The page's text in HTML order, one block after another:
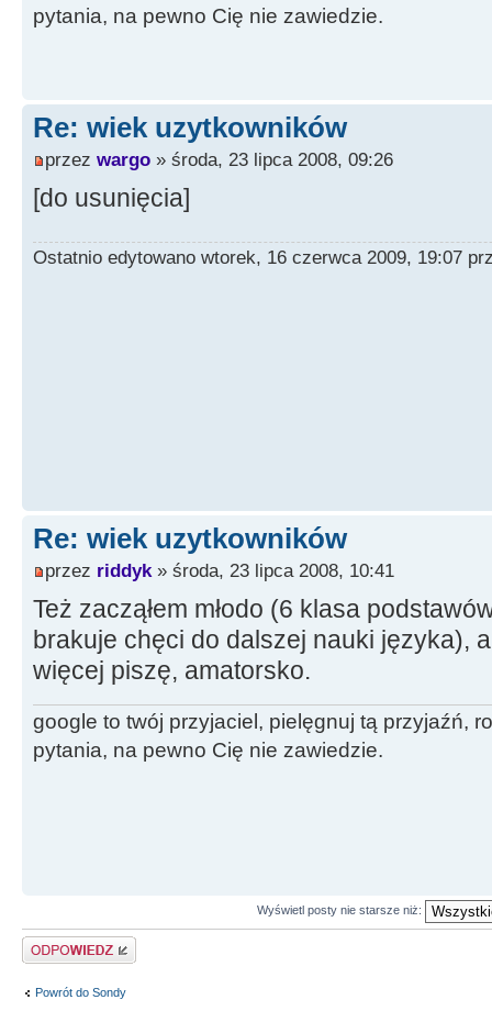
pytania, na pewno Cię nie zawiedzie.
Re: wiek uzytkowników
przez wargo » środa, 23 lipca 2008, 09:26
[do usunięcia]
Ostatnio edytowano wtorek, 16 czerwca 2009, 19:07
Re: wiek uzytkowników
przez riddyk» środa, 23 lipca 2008, 10:41
Też zacząłem młodo (6 klasa
brakuje chęci do dalszej nauki języka),
więcej piszę, amatorsko.
google to twój przyjaciel, pielęgnuj tą przyjaźń,
pytania, na pewno Cię nie zawiedzie.
Wyświetl posty nie starsze niż:
Odpowiedz
Powrót do Sondy